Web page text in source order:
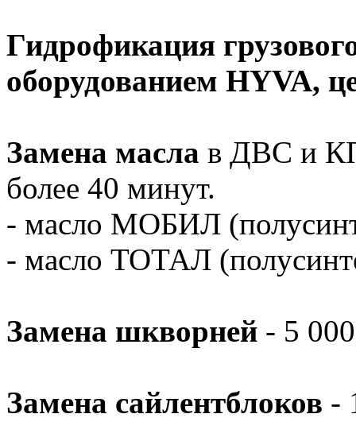
Гидрофикация
оборудованием HYVA,
Замена масла в ДВС и
более 40 минут.
- масло МОБИЛ
- масло ТОТАЛ
Замена шкворней - 5
Замена сайлентблоков -